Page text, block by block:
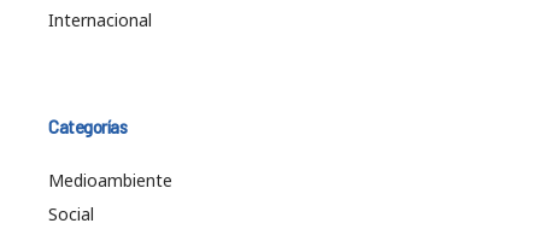
Internacional
Categorías
Medioambiente
Social